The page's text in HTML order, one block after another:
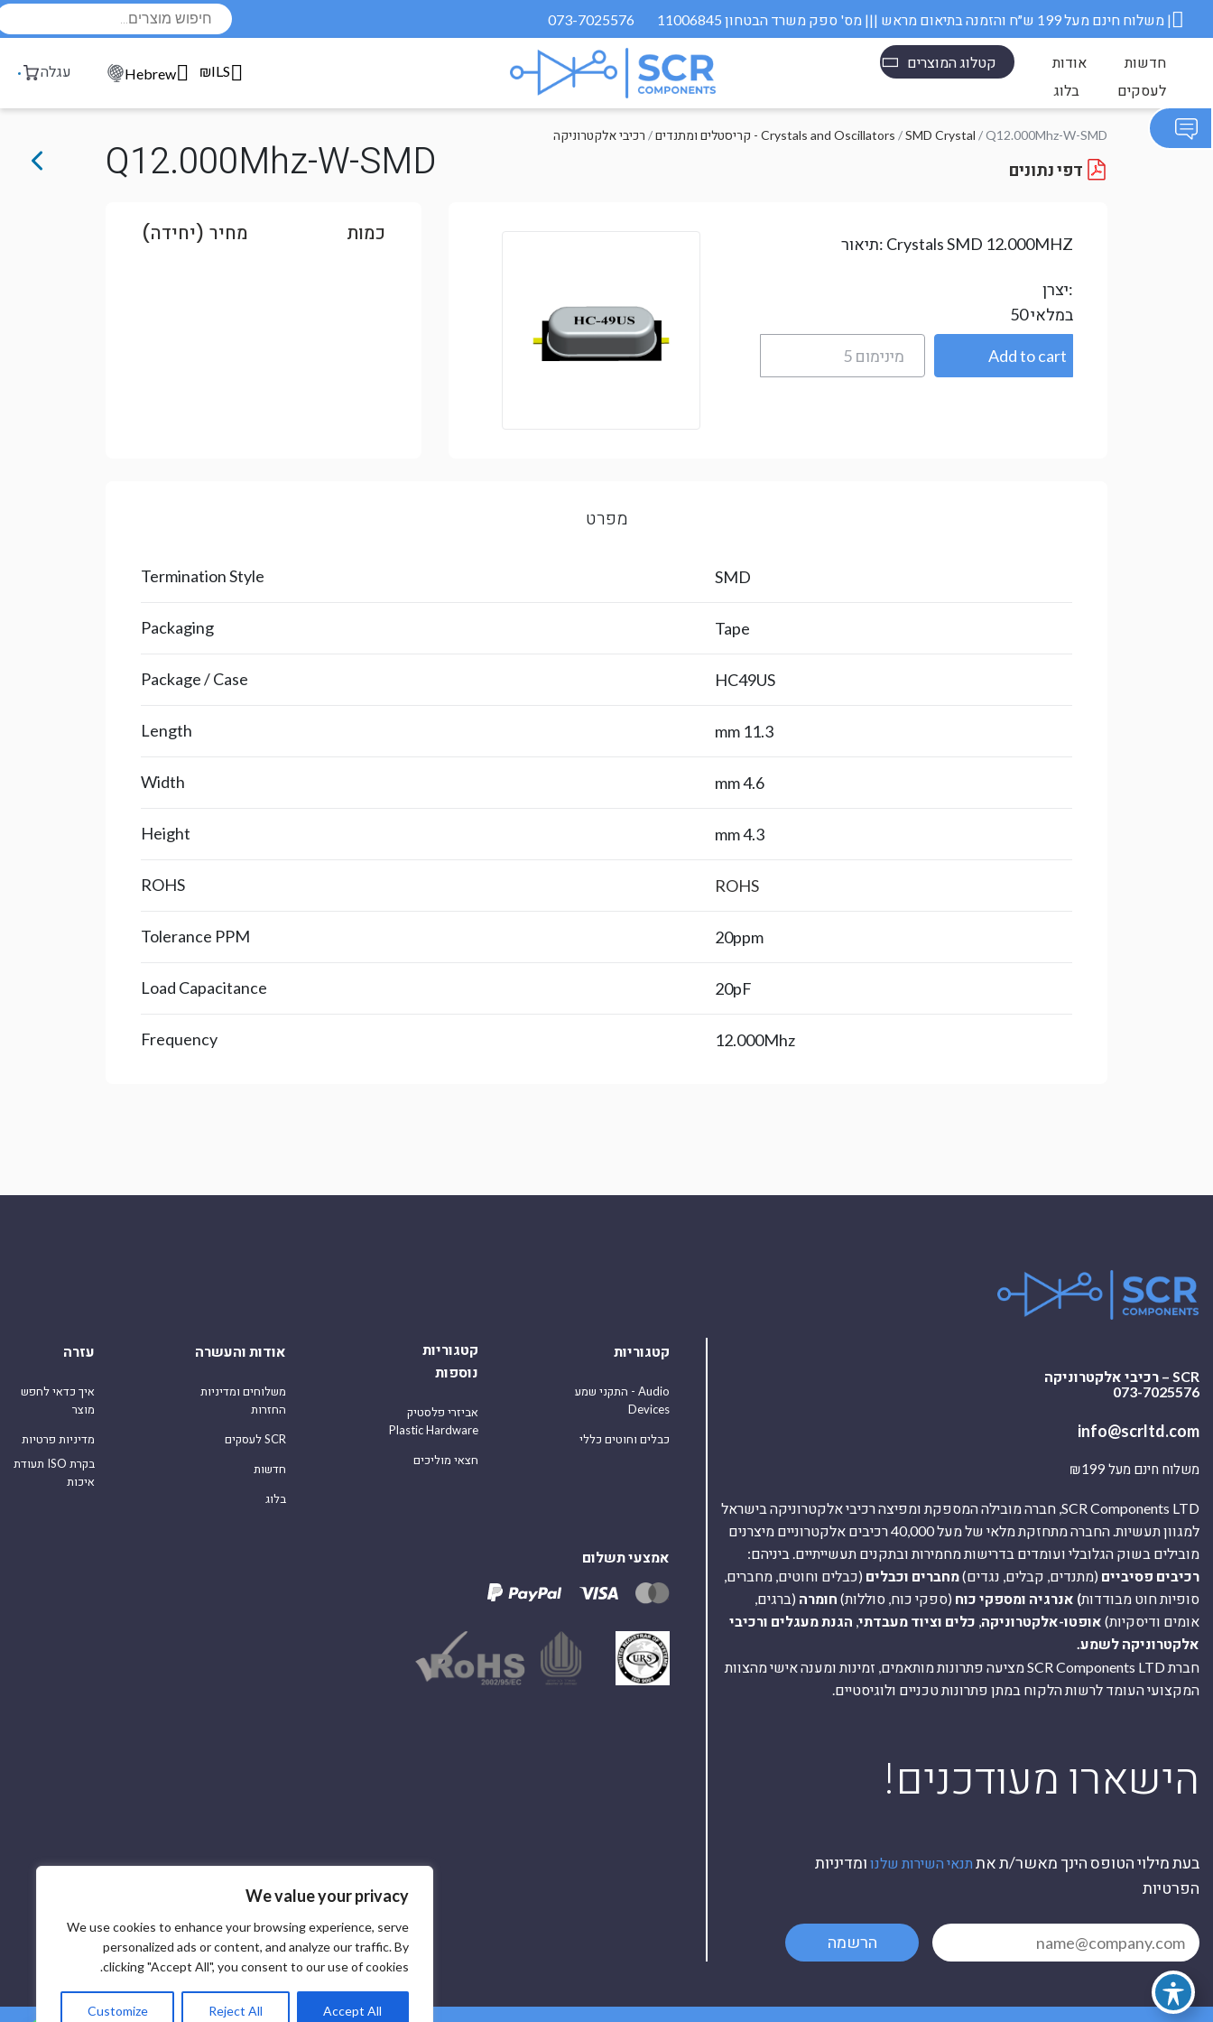
We value your privacy
We use cookies to enhance your browsing experience, serve
personalized ads or content, and analyze our traffic. By
clicking "Accept All", you consent to our use of cookies.
Customize Reject All Accept All
073-7025576 משלוח חינם מעל 199 ש״ח והזמנה בתיאום מראש ||| מס' ספק משרד הבטחון 11006845 |
קטלוג המוצרים אודות
חדשות
בלוג
לעסקים
עגלה Hebrew ₪ILS
רכיבי אלקטרוניקה / קריסטלים ומתנדים - Crystals and Oscillators /SMD Crystal / Q12.000Mhz-W-SMD
Q12.000Mhz-W-SMD
תיאור: Crystals SMD 12.000MHZ
יצרן:
50במלאי
כמות מחיר (יחידה)
מפרט
Termination Style SMD
Packaging Tape
Package / Case HC49US
Length 11.3 mm
Width 4.6 mm
Height 4.3 mm
ROHS ROHS
Tolerance PPM 20ppm
Load Capacitance 20pF
Frequency 12.000Mhz
SCR – רכיבי אלקטרוניקה
073-7025576
info@scrltd.com
משלוח חינם מעל ₪199
SCR Components LTD, חברה מובילה המספקת ומפיצה רכיבי אלקטרוניקה בישראל
למגוון תעשיות. החברה מתחזקת מלאי של מעל 40,000 רכיבים אלקטרוניים מיצרנים
מובילים בשוק הגלובלי ועומדים בדרישות מחמירות ובתקנים תעשייתיים. ביניהם:
רכיבים פסיביים (מתנדים, קבלים, נגדים)מחברים וכבלים (כבלים וחוטים, מחברים,
סופיות חוט מבודדות) אנרגיה ומספקי כוח (ספקי כוח, סוללות) חומרה (ברגים,
אומים ודיסקיות) אופטו-אלקטרוניקה כלים וציוד מעבדתי הגנת מעגלים ורכיבי
אלקטרוניקה לשמע.
חברת SCR Components LTD מציעה פתרונות מותאמים, זמינות ומענה אישי מהצוות
המקצועי העומד לרשות הלקוח במתן פתרונות טכניים ולוגיסטיים.
!הישארו מעודכנים
בעת מילוי הטופס הינך מאשר/ת את תנאי השירות שלנו ומדיניות
הפרטיות
הרשמה
קטגוריות
התקני שמע - Audio
Devices
כבלים וחוטים כללי
קטגוריות
נוספות
אביזרי פלסטיק
Plastic Hardware
חצאי מוליכים
אודות והעשרה
משלוחים ומדיניות
החזרות
לעסקים SCR
חדשות
בלוג
עזרה
איך כדאי לחפש
מוצר
מדיניות פרטיות
תעודת ISO בקרת
איכות
אמצעי תשלום